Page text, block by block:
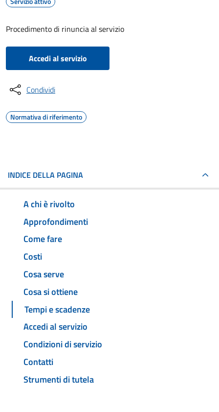
Procedimento di rinuncia al servizio
Accedi al servizio
Condividi
Normativa di riferimento
INDICE DELLA PAGINA
A chi è rivolto
Approfondimenti
Come fare
Costi
Cosa serve
Cosa si ottiene
Tempi e scadenze
Accedi al servizio
Condizioni di servizio
Contatti
Strumenti di tutela